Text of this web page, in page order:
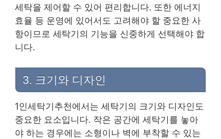
세탁을 제어할 수 있어 편리합니다. 또한 에너지
효율 등 운영에 있어서도 고려해야 할 중요한 사
항이므로 세탁기의 기능을 신중하게 선택해야 합
니다.
3. 크기와 디자인
1인세탁기추천에서는 세탁기의 크기와 디자인도
중요한 요소입니다. 작은 공간에 세탁기를 놓아
야 하는 경우에는 소형이나 벽에 부착할 수 있는